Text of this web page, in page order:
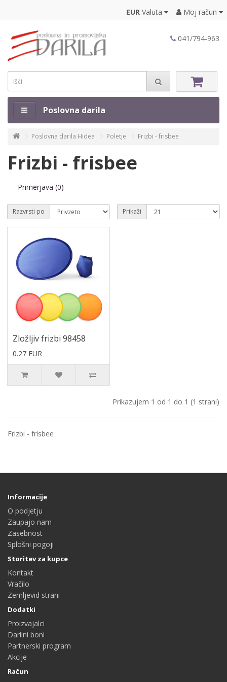
EUR Valuta Moj račun
041/794-963
Poslovna darila
Poslovna darila Hidea Poletje Frizbi - frisbee
Frizbi - frisbee
Primerjava (0)
Razvrsti po Prikaži
Zložljiv frizbi 98458
0.27 EUR
Prikazujem 1 od 1 do 1 (1 strani)
Frizbi - frisbee
Informacije
O podjetju
Zaupajo nam
Zasebnost
Splošni pogoji
Storitev za kupce
Kontakt
Vračilo
Zemljevid strani
Dodatki
Proizvajalci
Darilni boni
Partnerski program
Akcije
Račun